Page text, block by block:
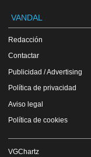
VANDAL
Redacción
Contactar
Publicidad / Advertising
Política de privacidad
Aviso legal
Política de cookies
VGChartz